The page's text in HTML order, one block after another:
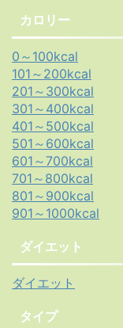
カロリー
0～100kcal
101～200kcal
201～300kcal
301～400kcal
401～500kcal
501～600kcal
601～700kcal
701～800kcal
801～900kcal
901～1000kcal
ダイエット
ダイエット
タイプ